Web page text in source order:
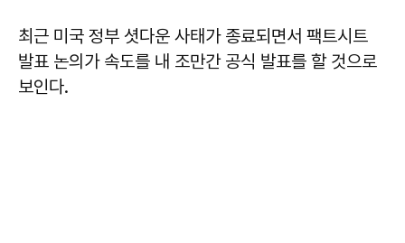
최근 미국 정부 셧다운 사태가 종료되면서 팩트시트
발표 논의가 속도를 내 조만간 공식 발표를 할 것으로
보인다.